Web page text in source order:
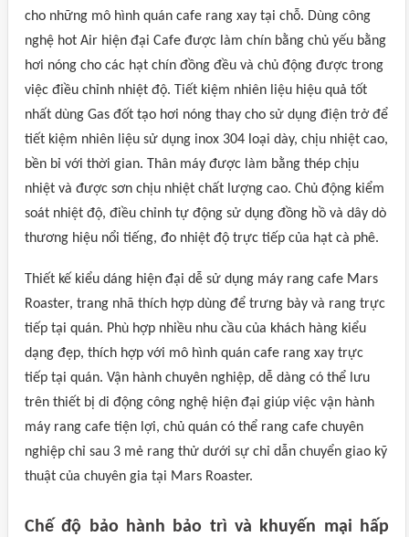
cho những mô hình quán cafe rang xay tại chỗ. Dùng công
nghệ hot Air hiện đại Cafe được làm chín bằng chủ yếu bằng
hơi nóng cho các hạt chín đồng đều và chủ động được trong
việc điều chỉnh nhiệt độ. Tiết kiệm nhiên liệu hiệu quả tốt
nhất dùng Gas đốt tạo hơi nóng thay cho sử dụng điện trở để
tiết kiệm nhiên liệu sử dụng inox 304 loại dày, chịu nhiệt cao,
bền bỉ với thời gian. Thân máy được làm bằng thép chịu
nhiệt và được sơn chịu nhiệt chất lượng cao. Chủ động kiểm
soát nhiệt độ, điều chỉnh tự động sử dụng đồng hồ và dây dò
thương hiệu nổi tiếng, đo nhiệt độ trực tiếp của hạt cà phê.
Thiết kế kiểu dáng hiện đại dễ sử dụng máy rang cafe Mars
Roaster, trang nhã thích hợp dùng để trưng bày và rang trực
tiếp tại quán. Phù hợp nhiều nhu cầu của khách hàng kiểu
dạng đẹp, thích hợp với mô hình quán cafe rang xay trực
tiếp tại quán. Vận hành chuyên nghiệp, dễ dàng có thể lưu
trên thiết bị di động công nghệ hiện đại giúp việc vận hành
máy rang cafe tiện lợi, chủ quán có thể rang cafe chuyên
nghiệp chỉ sau 3 mẻ rang thử dưới sự chỉ dẫn chuyển giao kỹ
thuật của chuyên gia tại Mars Roaster.
Chế độ bảo hành bảo trì và khuyến mại hấp